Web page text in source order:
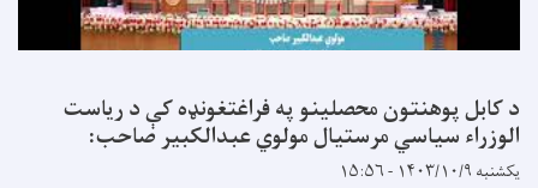
د کابل پوهنتون محصلینو په فراغتغونډه کې د ریاست
الوزراء سیاسي مرستیال مولوي عبدالکبیر صاحب:
یکشنبه ۱۴۰۳/۱۰/۹ - ۱۵:۵۶